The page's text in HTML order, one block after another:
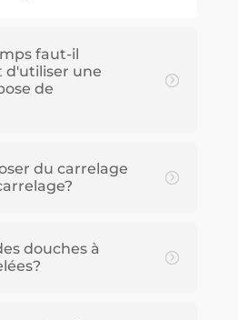
faut-il
une
de
du carrelage
douches à